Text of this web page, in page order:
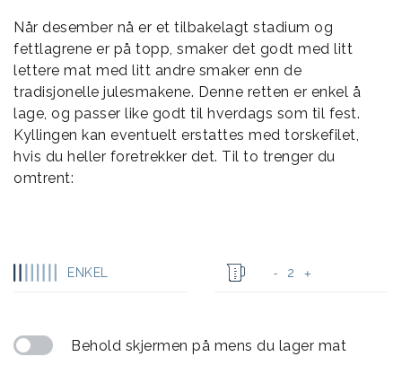
Når desember nå er et tilbakelagt stadium og
fettlagrene er på topp, smaker det godt med litt
lettere mat med litt andre smaker enn de
tradisjonelle julesmakene. Denne retten er enkel å
lage, og passer like godt til hverdags som til fest.
Kyllingen kan eventuelt erstattes med torskefilet,
hvis du heller foretrekker det. Til to trenger du
omtrent:
ENKEL - 2 +
Behold skjermen på mens du lager mat